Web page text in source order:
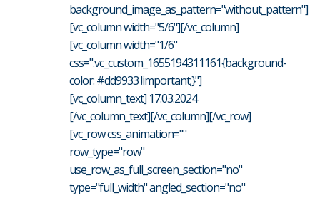
background_image_as_pattern="without_pattern"]
[vc_column width="5/6"][/vc_column]
[vc_column width="1/6"
css=".vc_custom_1655194311161{background-
color: #dd9933 !important;}"]
[vc_column_text] 17.03.2024
[/vc_column_text][/vc_column][/vc_row]
[vc_row css_animation=""
row_type="row"
use_row_as_full_screen_section="no"
type="full_width" angled_section="no"